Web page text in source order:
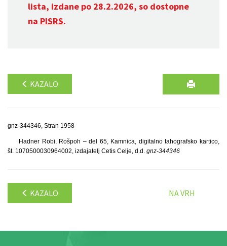
lista, izdane po 28.2.2026, so dostopne
na PISRS.
KAZALO
gnz-344346, Stran 1958
Hadner Robi, Rošpoh – del 65, Kamnica, digitalno tahografsko kartico,
št. 1070500030964002, izdajatelj Cetis Celje, d.d. gnz-344346
KAZALO NA VRH